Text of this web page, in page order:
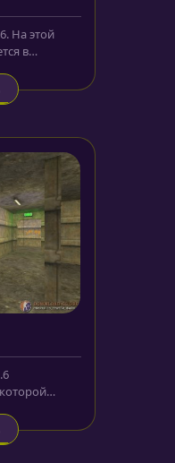
На этой
в